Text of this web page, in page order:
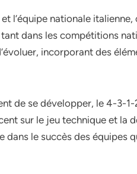
l’équipe nationale
dans les compétitions
incorporant des
de se développer, le 4-3-
sur le jeu technique et la
le succès des équipes